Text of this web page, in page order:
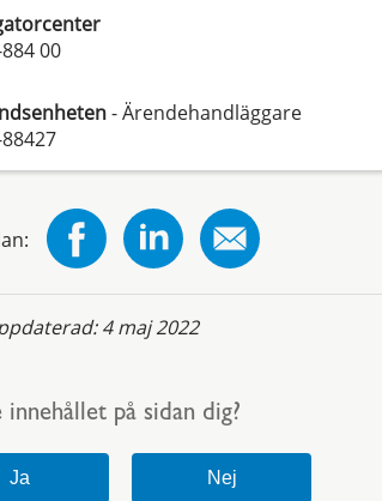
00
- Ärendehandläggare
4 maj 2022
innehållet på sidan dig?